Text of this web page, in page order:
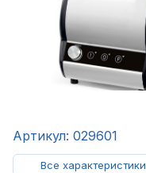
Артикул: 029601
Все характеристики